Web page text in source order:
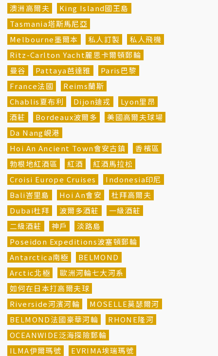
澳洲高爾夫
King Island國王島
Tasmania塔斯馬尼亞
Melbourne墨爾本
私人訂製
私人飛機
Ritz-Carlton Yacht麗思卡爾頓郵輪
曼谷
Pattaya芭達雅
Paris巴黎
France法國
Reims蘭斯
Chablis夏布利
Dijon迪戎
Lyon里昂
酒莊
Bordeaux波爾多
美國高爾夫球場
Da Nang峴港
Hoi An Ancient Town會安古鎮
香檳區
勃根地紅酒區
紅酒
紅酒馬拉松
Croisi Europe Cruises
Indonesia印尼
Bali峇里島
Hoi An會安
杜拜高爾夫
Dubai杜拜
波爾多酒莊
一級酒莊
二級酒莊
神戶
淡路島
Poseidon Expeditions波塞頓郵輪
Antarctica南極
BELMOND
Arctic北極
歐洲河輪七大河系
如何在日本打高爾夫球
Riverside河濱河輪
MOSELLE莫瑟爾河
BELMOND法國豪華河輪
RHONE隆河
OCEANWIDE泛海探險郵輪
ILMA伊爾瑪號
EVRIMA埃瑞瑪號